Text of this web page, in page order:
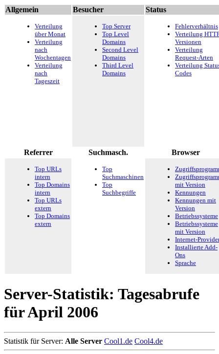
Allgemein Besucher Status
Verteilung
über Monat
Verteilung
nach
Wochentagen
Verteilung
nach
Tageszeit
Top Server
Top Level
Domains
Second Level
Domains
Third Level
Domains
Fehlerverhältnis
Verteilung
Versionen
Verteilung
Request-Arten
Verteilung
Codes
Referrer Suchmasch. Browser
Top URLs
intern
Top Domains
intern
Top URLs
extern
Top Domains
extern
Top
Suchmaschinen
Top
Suchbegriffe
mit Version
Kennungen
Kennungen mit
Version
Betriebssysteme
Betriebssysteme
mit Version
Internet-
Installierte Add-
Ons
Sprache
Server-Statistik: Tagesabrufe
für April 2006
Statistik für Server: Alle Server Cool1.de Cool4.de